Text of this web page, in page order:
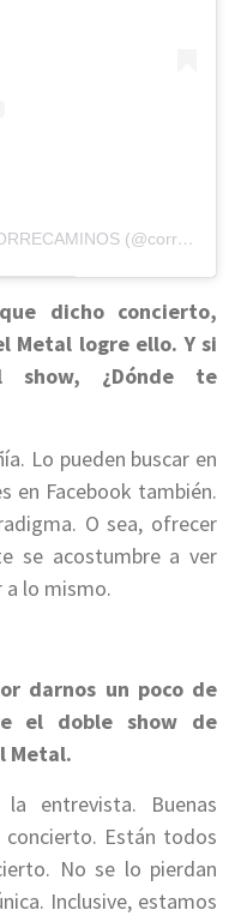
Una publicación compartida por CORRECAMINOS (@correcaminos121)
dicho concierto,
Metal logre ello. Y si
show, ¿Dónde te
Lo pueden buscar en
en Facebook también.
O sea, ofrecer
se acostumbre a ver
a lo mismo.
darnos un poco de
el doble show de
Metal.
entrevista. Buenas
Están todos
No se lo pierdan
Inclusive, estamos